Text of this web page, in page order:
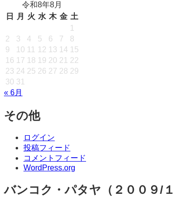
令和8年8月
日
月 火 水 木 金 土
1
2
3 4 5 6 7
8
9
10 11 12 13 14 15
16 17 18 19 20 21 22
23 24 25 26 27 28 29
30 31
« 6月
その他
ログイン
投稿フィード
コメントフィード
WordPress.org
バンコク・パタヤ（２００９/１